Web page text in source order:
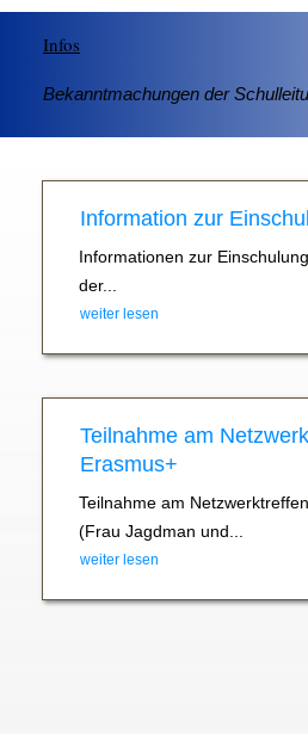
Infos
Bekanntmachungen der
Information zur
Informationen zur
der...
weiter lesen
Teilnahme am
Erasmus+
Teilnahme am
(Frau Jagdman und...
weiter lesen